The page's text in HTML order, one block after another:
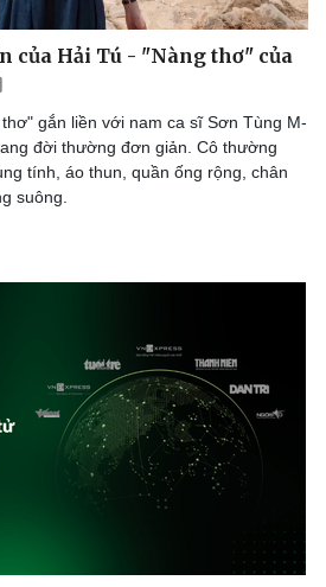
của Hải Tú - "Nàng thơ" của
gắn liền với nam ca sĩ Sơn Tùng M-
đời thường đơn giản. Cô thường
tính, áo thun, quần ống rộng, chân
suông.